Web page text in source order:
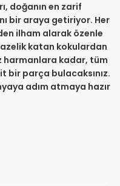
doğanın en zarif
bir araya getiriyor. Her
ilham alarak özenle
katan kokulardan
harmanlara kadar, tüm
bir parça bulacaksınız.
adım atmaya hazır